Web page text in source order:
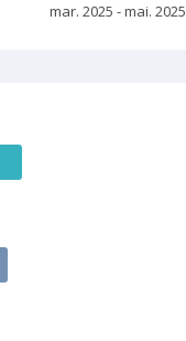
mar. 2025 - mai. 2025